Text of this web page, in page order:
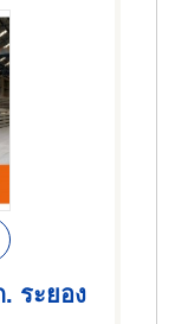
ระยอง